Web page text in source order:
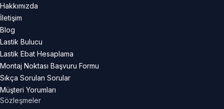
Hakkımızda
İletişim
Blog
Lastik Bulucu
Lastik Ebat Hesaplama
Montaj Noktası Başvuru Formu
Sıkça Sorulan Sorular
Müşteri Yorumları
Sözleşmeler